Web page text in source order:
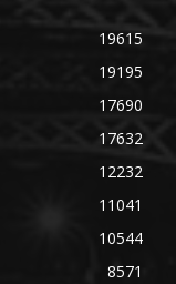
19615
19195
17690
17632
12232
11041
10544
8571